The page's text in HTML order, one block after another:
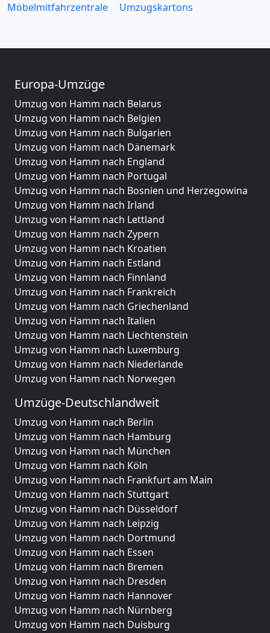
Möbelmitfahrzentrale
Umzugskartons
Europa-Umzüge
Umzug von Hamm nach Belarus
Umzug von Hamm nach Belgien
Umzug von Hamm nach Bulgarien
Umzug von Hamm nach Dänemark
Umzug von Hamm nach England
Umzug von Hamm nach Portugal
Umzug von Hamm nach Bosnien und Herzegowina
Umzug von Hamm nach Irland
Umzug von Hamm nach Lettland
Umzug von Hamm nach Zypern
Umzug von Hamm nach Kroatien
Umzug von Hamm nach Estland
Umzug von Hamm nach Finnland
Umzug von Hamm nach Frankreich
Umzug von Hamm nach Griechenland
Umzug von Hamm nach Italien
Umzug von Hamm nach Liechtenstein
Umzug von Hamm nach Luxemburg
Umzug von Hamm nach Niederlande
Umzug von Hamm nach Norwegen
Umzüge-Deutschlandweit
Umzug von Hamm nach Berlin
Umzug von Hamm nach Hamburg
Umzug von Hamm nach München
Umzug von Hamm nach Köln
Umzug von Hamm nach Frankfurt am Main
Umzug von Hamm nach Stuttgart
Umzug von Hamm nach Düsseldorf
Umzug von Hamm nach Leipzig
Umzug von Hamm nach Dortmund
Umzug von Hamm nach Essen
Umzug von Hamm nach Bremen
Umzug von Hamm nach Dresden
Umzug von Hamm nach Hannover
Umzug von Hamm nach Nürnberg
Umzug von Hamm nach Duisburg